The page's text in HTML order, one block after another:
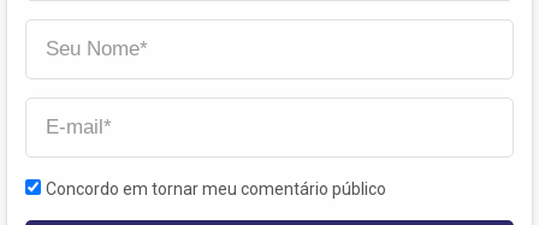
Concordo em tornar meu comentário público